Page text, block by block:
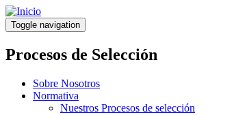
Pasar
al
contenido
principal
Toggle navigation
Procesos de Selección
Sobre Nosotros
Normativa
Nuestros Procesos de selección